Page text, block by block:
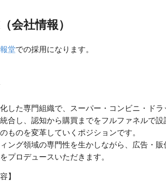
会社情報）
堂での採用になります。
した専門組織で、スーパー・コンビニ・ド
合し、認知から購買までをフルファネルで
ものを変革していくポジションです。
ング領域の専門性を生かしながら、広告・
プロデュースいただきます。
】